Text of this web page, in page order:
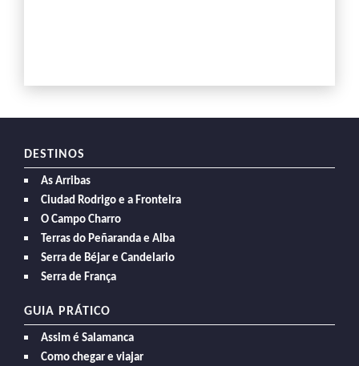
DESTINOS
As Arribas
Ciudad Rodrigo e a Fronteira
O Campo Charro
Terras do Peñaranda e Alba
Serra de Béjar e Candelario
Serra de França
GUIA PRÁTICO
Assim é Salamanca
Como chegar e viajar